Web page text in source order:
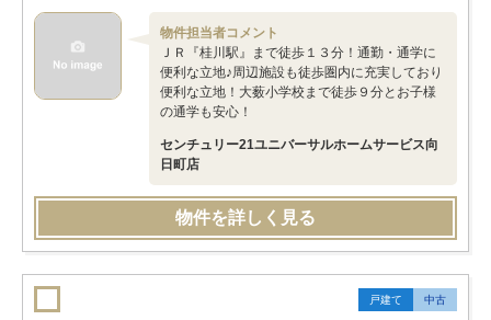
物件担当者コメント
ＪＲ『桂川駅』まで徒歩１３分！通勤・通学に
便利な立地♪周辺施設も徒歩圏内に充実しており
便利な立地！大薮小学校まで徒歩９分とお子様
の通学も安心！
センチュリー21ユニバーサルホームサービス向
日町店
物件を詳しく見る
戸建て 中古